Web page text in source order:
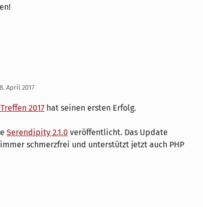
April 2017
2017 hat seinen ersten Erfolg.
Serendipity 2.1.0 veröffentlicht. Das Update
schmerzfrei und unterstützt jetzt auch PHP